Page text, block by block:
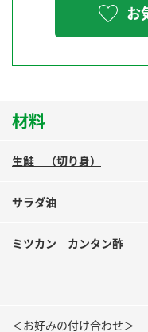
スペシャルサイト
すしラボ
鍋奉行マニュアル
MIM（ミ
おいしさと
販売終了製品のご案内
よくあるご質問
ミツカン公式通販
お
材料
生鮭 （切り身）
サラダ油
ミツカン カンタン酢
＜お好みの付け合わせ＞